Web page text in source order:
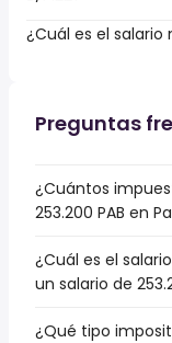
¿Cuál es el
Preguntas
¿Cuántos
253.200 PAB en
¿Cuál es el
un salario de
¿Qué tipo